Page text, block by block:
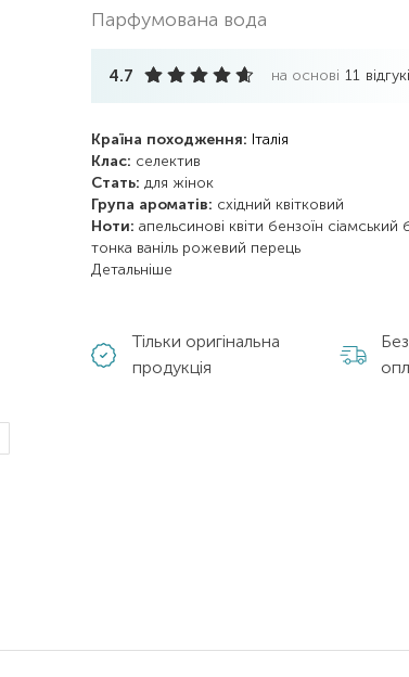
парфумована вода
4.7 на основі 11
Країна походження: Італія
Клас: селектив
Стать: для жінок
Група ароматів: східний квітковий
Ноти: апельсинові квіти бензоїн сіамський
тонка ваніль рожевий перець
Детальніше
Тільки оригінальна
продукція